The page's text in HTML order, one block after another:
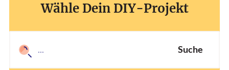
Wähle Dein DIY-Projekt
Suche